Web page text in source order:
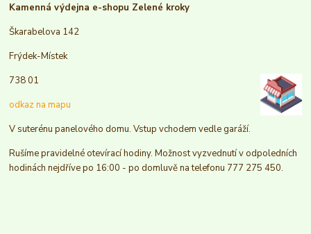
Kamenná výdejna e-shopu Zelené kroky
Škarabelova 142
Frýdek-Místek
738 01
odkaz na mapu
V suterénu panelového domu. Vstup vchodem vedle garáží.
Rušíme pravidelné otevírací hodiny. Možnost vyzvednutí v odpoledních
hodinách nejdříve po 16:00 - po domluvě na telefonu 777 275 450.